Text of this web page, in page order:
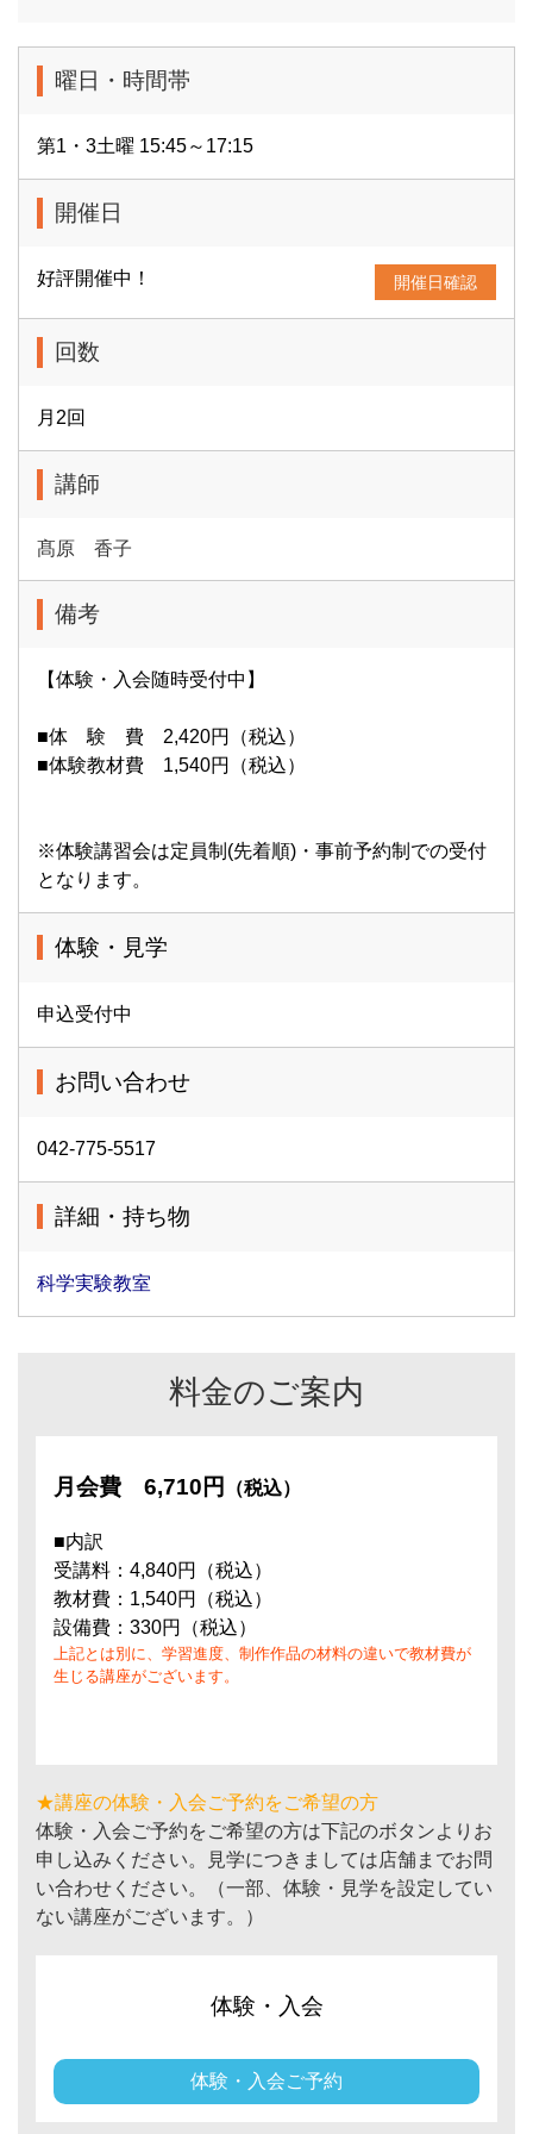
曜日・時間帯
第1・3土曜 15:45～17:15
開催日
好評開催中！ 開催日確認
回数
月2回
講師
髙原 香子
備考
【体験・入会随時受付中】
■体 験 費 2,420円（税込）
■体験教材費 1,540円（税込）
※体験講習会は定員制(先着順)・事前予約制での受付
となります。
体験・見学
申込受付中
お問い合わせ
042-775-5517
詳細・持ち物
科学実験教室
料金のご案内
月会費 6,710円 （税込）
■内訳
受講料：4,840円（税込）
教材費：1,540円（税込）
設備費：330円（税込）
上記とは別に、学習進度、制作作品の材料の違いで教材費が
生じる講座がございます。
★講座の体験・入会ご予約をご希望の方
体験・入会ご予約をご希望の方は下記のボタンよりお
申し込みください。見学につきましては店舗までお問
い合わせください。（一部、体験・見学を設定してい
ない講座がございます。）
体験・入会
体験・入会ご予約